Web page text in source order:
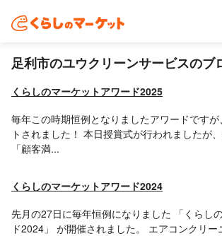
足利市のユウクリーンサービスのブ
くらしのマーケットアワード2025
毎年この時期恒例となりましたアワードです
トされました！ 本日授賞式が行われましたが
「顧客満...
くらしのマーケットアワード2024
先月の27日に毎年恒例になりました 「くらし
ド2024」 が開催されました。 エアコンクリ